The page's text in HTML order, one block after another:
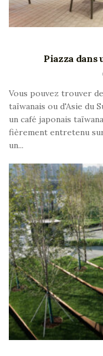
Piazza dans
Vous pouvez trouver
taïwanais ou d'Asie du
un café japonais
fièrement entretenu sur
un...